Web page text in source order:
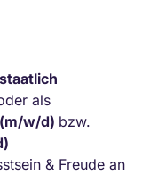
staatlich
als
w/d) bzw.
& Freude an